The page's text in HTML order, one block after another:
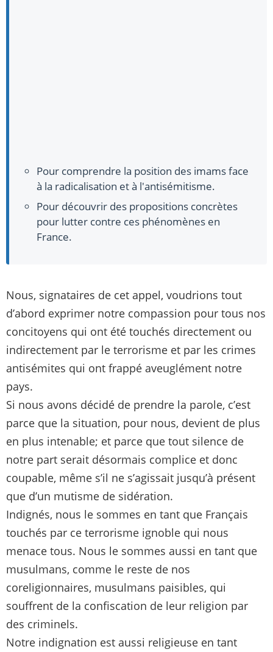
Pour comprendre la position des imams face
à la radicalisation et à l'antisémitisme.
Pour découvrir des propositions concrètes
pour lutter contre ces phénomènes en
France.
Nous, signataires de cet appel, voudrions tout
d’abord exprimer notre compassion pour tous nos
concitoyens qui ont été touchés directement ou
indirectement par le terrorisme et par les crimes
antisémites qui ont frappé aveuglément notre
pays.
Si nous avons décidé de prendre la parole, c’est
parce que la situation, pour nous, devient de plus
en plus intenable; et parce que tout silence de
notre part serait désormais complice et donc
coupable, même s’il ne s’agissait jusqu’à présent
que d’un mutisme de sidération.
Indignés, nous le sommes en tant que Français
touchés par ce terrorisme ignoble qui nous
menace tous. Nous le sommes aussi en tant que
musulmans, comme le reste de nos
coreligionnaires, musulmans paisibles, qui
souffrent de la confiscation de leur religion par
des criminels.
Notre indignation est aussi religieuse en tant